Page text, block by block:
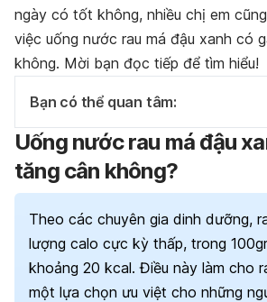
ngày có tốt không, nhiều chị em
việc uống nước rau má đậu xanh có
không. Mời bạn đọc tiếp để tìm hiểu!
Bạn có thể quan tâm:
Uống nước rau má đậu
tăng cân không?
Theo các chuyên gia dinh dưỡng,
lượng calo cực kỳ thấp, trong
khoảng 20 kcal. Điều này làm cho
một lựa chọn ưu việt cho những